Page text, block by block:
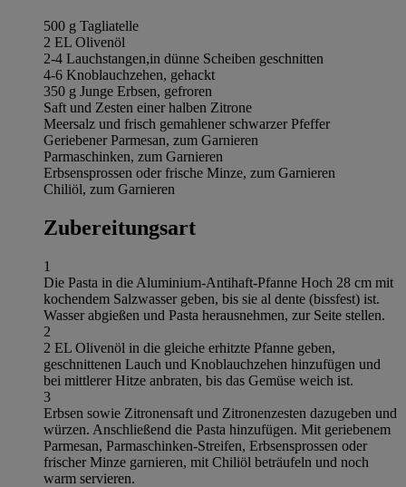
500 g Tagliatelle
2 EL Olivenöl
2-4 Lauchstangen,in dünne Scheiben geschnitten
4-6 Knoblauchzehen, gehackt
350 g Junge Erbsen, gefroren
Saft und Zesten einer halben Zitrone
Meersalz und frisch gemahlener schwarzer Pfeffer
Geriebener Parmesan, zum Garnieren
Parmaschinken, zum Garnieren
Erbsensprossen oder frische Minze, zum Garnieren
Chiliöl, zum Garnieren
Zubereitungsart
1
Die Pasta in die Aluminium-Antihaft-Pfanne Hoch 28 cm mit
kochendem Salzwasser geben, bis sie al dente (bissfest) ist.
Wasser abgießen und Pasta herausnehmen, zur Seite stellen.
2
2 EL Olivenöl in die gleiche erhitzte Pfanne geben,
geschnittenen Lauch und Knoblauchzehen hinzufügen und
bei mittlerer Hitze anbraten, bis das Gemüse weich ist.
3
Erbsen sowie Zitronensaft und Zitronenzesten dazugeben und
würzen. Anschließend die Pasta hinzufügen. Mit geriebenem
Parmesan, Parmaschinken-Streifen, Erbsensprossen oder
frischer Minze garnieren, mit Chiliöl beträufeln und noch
warm servieren.